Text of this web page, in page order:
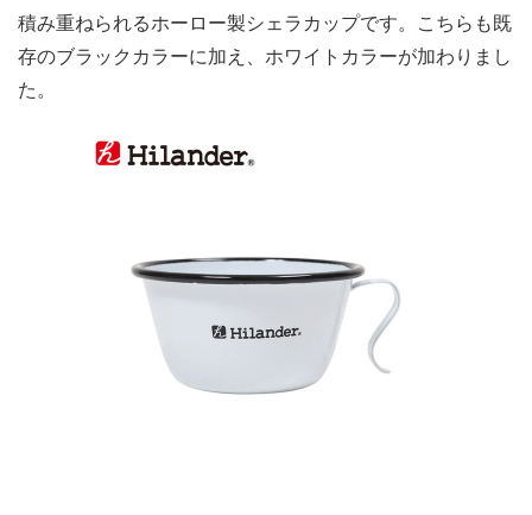
積み重ねられるホーロー製シェラカップです。こちらも既
存のブラックカラーに加え、ホワイトカラーが加わりまし
た。